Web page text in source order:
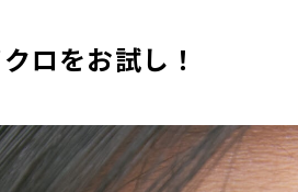
ロをお試し！